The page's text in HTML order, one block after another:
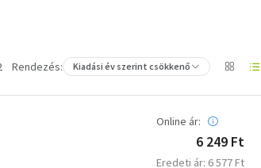
Rendezés: Kiadási év szerint csökkenő
Online ár:
6 249 Ft
Eredeti ár: 6 577 Ft